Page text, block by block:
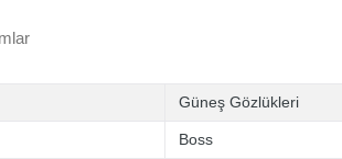
Güneş Gözlükleri
Boss